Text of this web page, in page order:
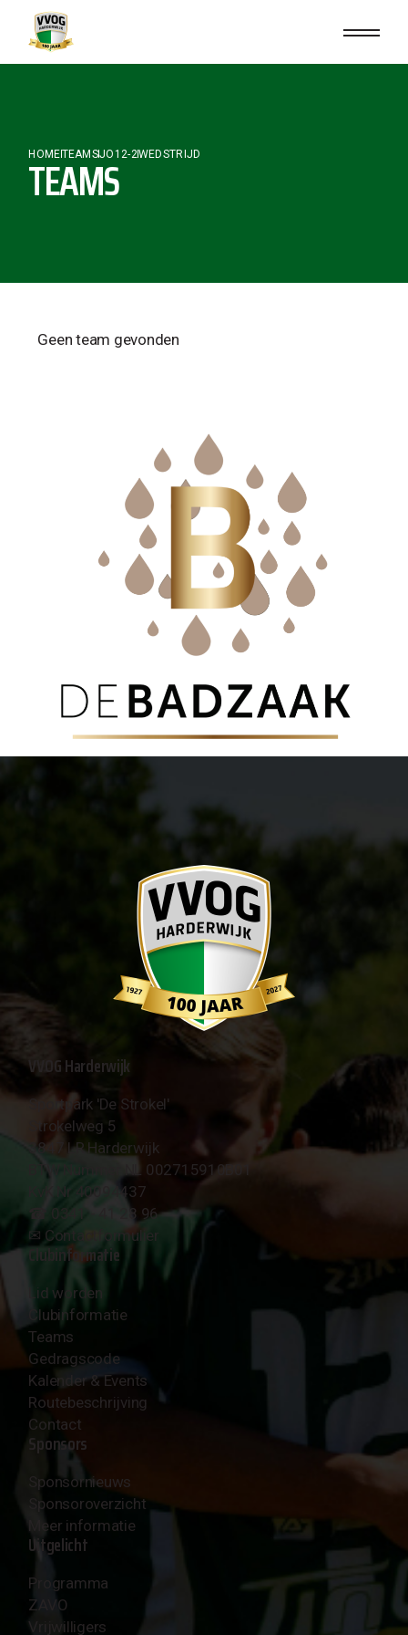
HOMETEAMSJO12-2WEDSTRIJD
TEAMS
Geen team gevonden
VVOG Harderwijk
Sportpark 'De Strokel'
Strokelweg 5
3847 LR Harderwijk
BTW Nummer NL 002715910B01
KvK Nr 40094437
☎︎ 0341 - 41 28 96
✉︎ Contactformulier
Clubinformatie
Lid worden
Clubinformatie
Teams
Gedragscode
Kalender & Events
Routebeschrijving
Contact
Sponsors
Sponsornieuws
Sponsoroverzicht
Meer informatie
Uitgelicht
Programma
ZAVO
Vrijwilligers